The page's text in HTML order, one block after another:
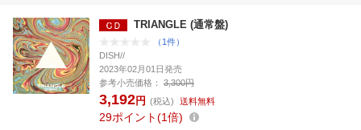
TRIANGLE (通常盤)
（1件）
DISH//
2023年02月01日発売
参考小売価格：
3,300円
3,192円 (税込) 送料無料
29ポイント 1倍